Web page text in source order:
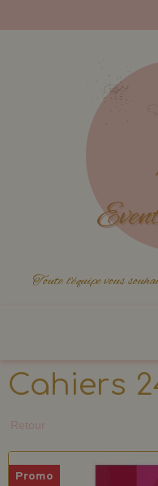
Toute l'équipe vous
Cahiers
Retour
Promo